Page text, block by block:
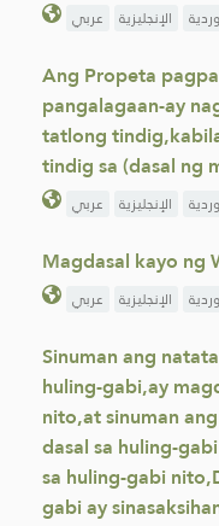
عربي الإنجليزية
Ang Propeta
pangalagaan-ay
tatlong
tindig sa (dasal ng
عربي الإنجليزية
Magdasal kayo ng
عربي الإنجليزية
Sinuman ang
huling-gabi,ay
nito,at sinuman
dasal sa huling-
sa huling-gabi
gabi ay